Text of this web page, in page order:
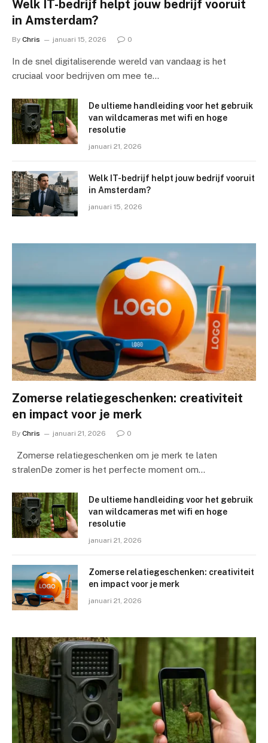
Welk IT-bedrijf helpt jouw bedrijf vooruit
in Amsterdam?
By Chris januari 15, 2026 0
In de snel digitaliserende wereld van vandaag is het
cruciaal voor bedrijven om mee te…
De ultieme handleiding voor het gebruik
van wildcameras met wifi en hoge
resolutie
januari 21, 2026
Welk IT-bedrijf helpt jouw bedrijf vooruit
in Amsterdam?
januari 15, 2026
Zomerse relatiegeschenken: creativiteit
en impact voor je merk
By Chris januari 21, 2026 0
Zomerse relatiegeschenken om je merk te laten
stralenDe zomer is het perfecte moment om…
De ultieme handleiding voor het gebruik
van wildcameras met wifi en hoge
resolutie
januari 21, 2026
Zomerse relatiegeschenken: creativiteit
en impact voor je merk
januari 21, 2026